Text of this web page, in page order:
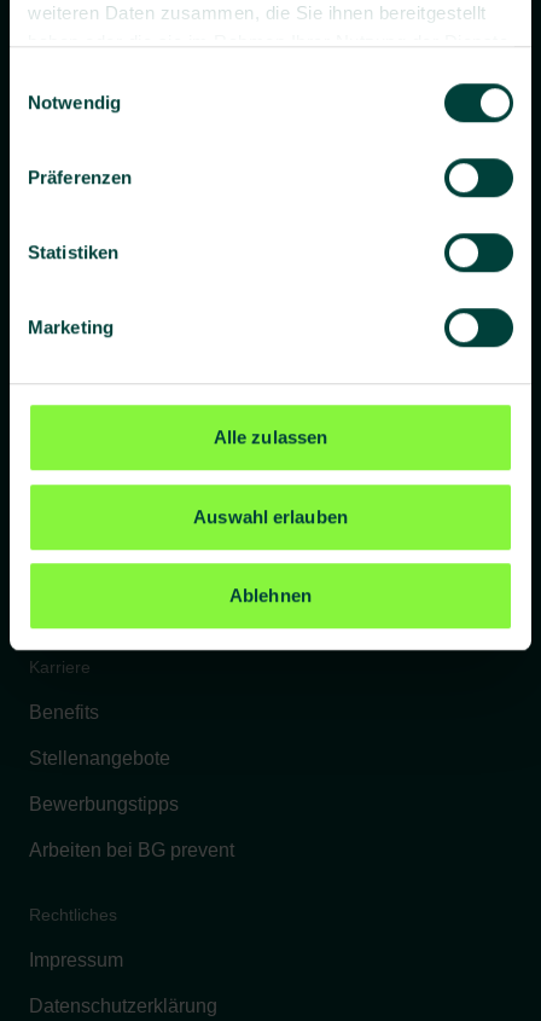
weiteren Daten zusammen, die Sie ihnen bereitgestellt
haben oder die sie im Rahmen Ihrer Nutzung der Dienste
Notwendig
Präferenzen
Statistiken
Marketing
Alle zulassen
Auswahl erlauben
Ablehnen
Blog
Lieferanten
Kontakt
Karriere
Benefits
Stellenangebote
Bewerbungstipps
Arbeiten bei BG prevent
Rechtliches
Impressum
Datenschutzerklärung